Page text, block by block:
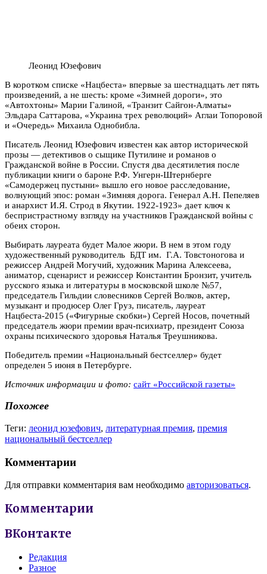
Леонид Юзефович
В коротком списке «Нацбеста» впервые за шестнадцать лет пять
произведений, а не шесть: кроме «Зимней дороги», это
«Автохтоны» Марии Галиной, «Транзит Сайгон-Алматы»
Эльдара Саттарова, «Украина трех революций» Аглаи Топоровой
и «Очередь» Михаила Однобибла.
Писатель Леонид Юзефович известен как автор исторической
прозы — детективов о сыщике Путилине и романов о
Гражданской войне в России. Спустя два десятилетия после
публикации книги о бароне Р.Ф. Унгерн-Штернберге
«Самодержец пустыни» вышло его новое расследование,
волнующий эпос: роман «Зимняя дорога. Генерал А.Н. Пепеляев
и анархист И.Я. Строд в Якутии. 1922-1923» дает ключ к
беспристрастному взгляду на участников Гражданской войны с
обеих сторон.
Выбирать лауреата будет Малое жюри. В нем в этом году
художественный руководитель БДТ им. Г.А. Товстоногова и
режиссер Андрей Могучий, художник Марина Алексеева,
аниматор, сценарист и режиссер Константин Бронзит, учитель
русского языка и литературы в московской школе №57,
председатель Гильдии словесников Сергей Волков, актер,
музыкант и продюсер Олег Груз, писатель, лауреат
Нацбеста-2015 («Фигурные скобки») Сергей Носов, почетный
председатель жюри премии врач-психиатр, президент Союза
охраны психического здоровья Наталья Треушникова.
Победитель премии «Национальный бестселлер» будет
определен 5 июня в Петербурге.
Источник информации и фото: сайт «Российской газеты»
Похожее
Теги: леонид юзефович, литературная премия, премия
национальный бестселлер
Комментарии
Для отправки комментария вам необходимо авторизоваться.
Комментарии
ВКонтакте
Редакция
Разное